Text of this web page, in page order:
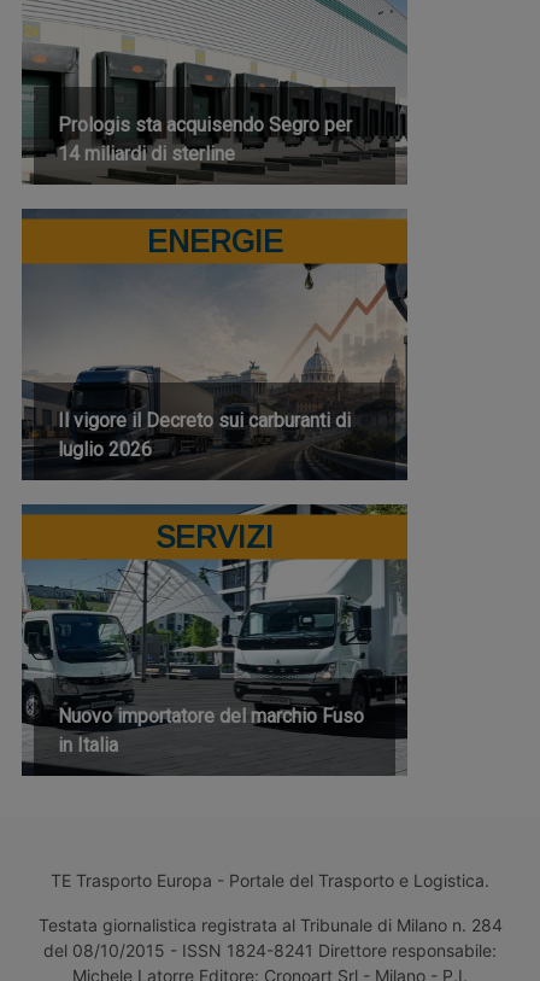
Prologis sta acquisendo Segro per
14 miliardi di sterline
ENERGIE
Il vigore il Decreto sui carburanti di
luglio 2026
SERVIZI
Nuovo importatore del marchio Fuso
in Italia
TE Trasporto Europa - Portale del Trasporto e Logistica.
Testata giornalistica registrata al Tribunale di Milano n. 284
del 08/10/2015 - ISSN 1824-8241 Direttore responsabile:
Michele Latorre Editore: Cronoart Srl - Milano - P.I.